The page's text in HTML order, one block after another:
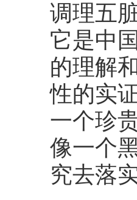
调理五
它是中
的理解
性的实
一个珍
像一个
究去落